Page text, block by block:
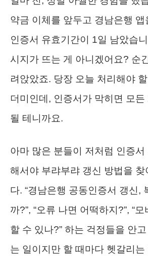
약금 이체를 앞두고 경남은행 앱
인증서 유효기간이 1일 남았습니
시지가 뜨는 게 아니겠어요? 순
려앉았죠. 당장 오늘 처리해야
더미인데, 인증서가 막히면 모든
될 테니까요.
아마 많은 분들이 저처럼 인증
해서야 부랴부랴 갱신 방법을 찾
다. “경남은행 공동인증서 갱신,
까?”, “오류 나면 어떡하지?”, “
할 수 있나?” 하는 걱정들을 안
는 일이지만 할 때마다 헷갈리는